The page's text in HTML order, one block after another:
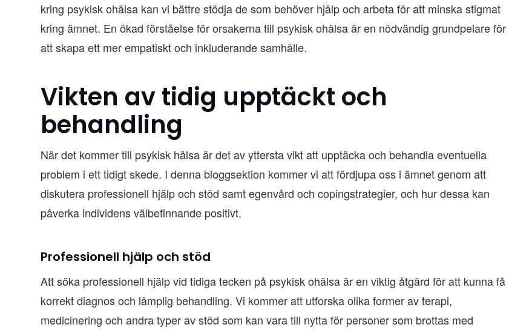
kring psykisk ohälsa kan vi bättre stödja de som behöver hjälp och arbeta för att minska stigmat
kring ämnet. En ökad förståelse för orsakerna till psykisk ohälsa är en nödvändig grundpelare för
att skapa ett mer empatiskt och inkluderande samhälle.
Vikten av tidig upptäckt och
behandling
När det kommer till psykisk hälsa är det av yttersta vikt att upptäcka och behandla eventuella
problem i ett tidigt skede. I denna bloggsektion kommer vi att fördjupa oss i ämnet genom att
diskutera professionell hjälp och stöd samt egenvård och copingstrategier, och hur dessa kan
påverka individens välbefinnande positivt.
Professionell hjälp och stöd
Att söka professionell hjälp vid tidiga tecken på psykisk ohälsa är en viktig åtgärd för att kunna få
korrekt diagnos och lämplig behandling. Vi kommer att utforska olika former av terapi,
medicinering och andra typer av stöd som kan vara till nytta för personer som brottas med